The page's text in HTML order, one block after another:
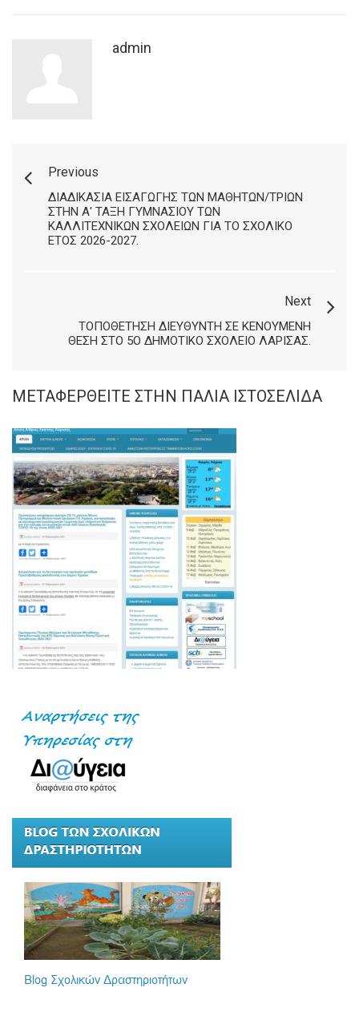
admin
Previous
ΔΙΑΔΙΚΑΣΊΑ ΕΙΣΑΓΩΓΉΣ ΤΩΝ ΜΑΘΗΤΏΝ/ΤΡΙΏΝ
ΣΤΗΝ Α' ΤΆΞΗ ΓΥΜΝΑΣΊΟΥ ΤΩΝ
ΚΑΛΛΙΤΕΧΝΙΚΏΝ ΣΧΟΛΕΊΩΝ ΓΙΑ ΤΟ ΣΧΟΛΙΚΌ
ΈΤΟΣ 2026-2027.
Next
ΤΟΠΟΘΈΤΗΣΗ ΔΙΕΥΘΥΝΤΉ ΣΕ ΚΕΝΟΎΜΕΝΗ
ΘΈΣΗ ΣΤΟ 5Ο ΔΗΜΟΤΙΚΌ ΣΧΟΛΕΊΟ ΛΆΡΙΣΑΣ.
ΜΕΤΑΦΕΡΘΕΊΤΕ ΣΤΗΝ ΠΑΛΙΆ ΙΣΤΟΣΕΛΊΔΑ